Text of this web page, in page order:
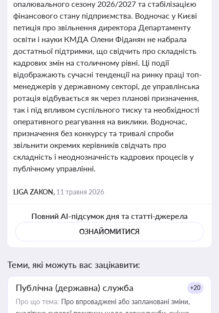
опалювального сезону 2026/2027 та стабілізацією
фінансового стану підприємства. Водночас у Києві
петиція про звільнення директора Департаменту
освіти і науки КМДА Олени Фіданян не набрала
достатньої підтримки, що свідчить про складність
кадрових змін на столичному рівні. Ці події
відображають сучасні тенденції на ринку праці топ-
менеджерів у державному секторі, де управлінська
ротація відбувається як через планові призначення,
так і під впливом суспільного тиску та необхідності
оперативного реагування на виклики. Водночас,
призначення без конкурсу та тривалі спроби
звільнити окремих керівників свідчать про
складність і неоднозначність кадрових процесів у
публічному управлінні.
LIGA ZAKON, 11 травня 2026
Повний AI-підсумок дня та статті-джерела
ОЗНАЙОМИТИСЯ
Теми, які можуть вас зацікавити:
Публічна (державна) служба +20
Про що тема: Про впроваджені або заплановані зміни,